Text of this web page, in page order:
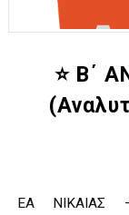
ΧΡΟΝΙΑ ΠΟΛΛΑ
Ο δρόμος για
U21: Τεράστια
Γ΄ανδρών play
⭐ Β΄
ΕΑ ΝΙΚΑΙΑΣ